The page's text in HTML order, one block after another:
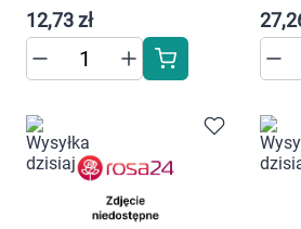
Korzystamy z plików cookies
dostosowania zawartości
preferencji. Więcej informacji
naszej polityce prywatności
.
warunki przechowywania lub
prebiotykiem 330 ml
12,73 zł